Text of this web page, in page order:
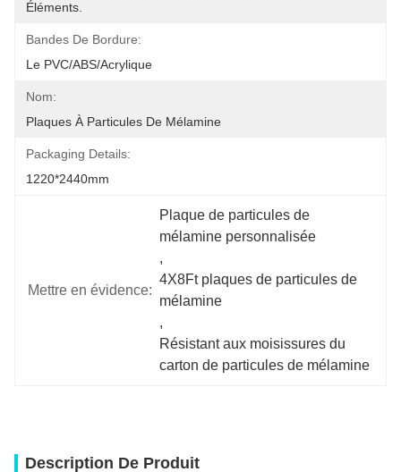
Éléments.
Bandes De Bordure:
Le PVC/ABS/acrylique
Nom:
Plaques À Particules De Mélamine
Packaging Details:
1220*2440mm
Mettre en évidence:
Plaque de particules de
mélamine personnalisée
,
4X8Ft plaques de particules de
mélamine
,
Résistant aux moisissures du
carton de particules de mélamine
Description De Produit